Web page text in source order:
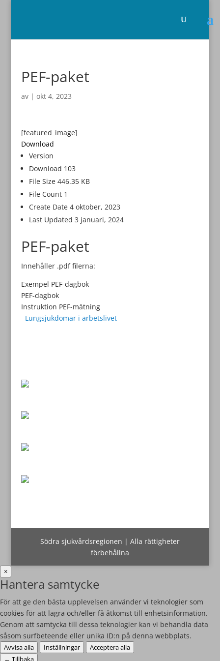
PEF-paket
av | okt 4, 2023
[featured_image]
Download
Version
Download 103
File Size446.35 KB
File Count 1
Create Date4 oktober, 2023
Last Updated3 januari, 2024
PEF-paket
Innehåller .pdf filerna:
Exempel PEF-dagbok
PEF-dagbok
Instruktion PEF-mätning
Lungsjukdomar i arbetslivet
Södra sjukvårdsregionen | Alla rättigheter
förbehållna
×
Hantera samtycke
För att ge den bästa upplevelsen använder vi teknologier som
cookies för att lagra och/eller få åtkomst till enhetsinformation.
Genom att samtycka till dessa teknologier kan vi behandla data
såsom surfbeteende eller unika ID:n på denna webbplats.
Avvisa alla Inställningar
Acceptera alla
← Tillbaka